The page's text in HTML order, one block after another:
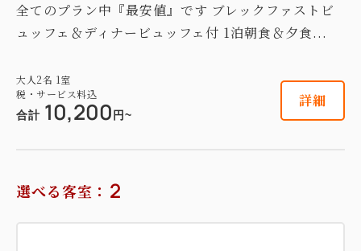
全てのプラン中『最安値』です ブレックファストビ
ュッフェ＆ディナービュッフェ付 1泊朝食＆夕食...
大人2名 1室
税・サービス料込
合計 10,200 円~
詳細
選べる客室： 2